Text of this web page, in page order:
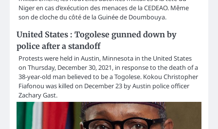
Niger en cas d’exécution des menaces de la CEDEAO. Même
son de cloche du côté de la Guinée de Doumbouya.
United States : Togolese gunned down by
police after a standoff
Protests were held in Austin, Minnesota in the United States
on Thursday, December 30, 2021, in response to the death of a
38-year-old man believed to be a Togolese. Kokou Christopher
Fiafonou was killed on December 23 by Austin police officer
Zachary Gast.